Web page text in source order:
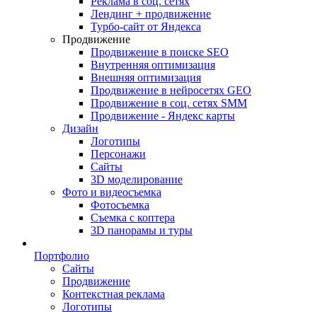
Лендинг + продвижение
Турбо-сайт от Яндекса
Продвижение
Продвижение в поиске SEO
Внутренняя оптимизация
Внешняя оптимизация
Продвижение в нейросетях GEO
Продвижение в соц. сетях SMM
Продвижение - Яндекс карты
Дизайн
Логотипы
Персонажи
Сайты
3D моделирование
Фото и видеосъемка
Фотосъемка
Съемка с коптера
3D панорамы и туры
Портфолио
Сайты
Продвижение
Контекстная реклама
Логотипы